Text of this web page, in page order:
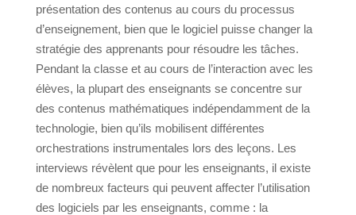
présentation des contenus au cours du processus
d’enseignement, bien que le logiciel puisse changer la
stratégie des apprenants pour résoudre les tâches.
Pendant la classe et au cours de l’interaction avec les
élèves, la plupart des enseignants se concentre sur
des contenus mathématiques indépendamment de la
technologie, bien qu’ils mobilisent différentes
orchestrations instrumentales lors des leçons. Les
interviews révèlent que pour les enseignants, il existe
de nombreux facteurs qui peuvent affecter l’utilisation
des logiciels par les enseignants, comme : la